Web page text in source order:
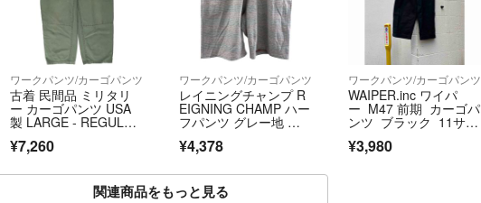
ワークパンツ/カーゴパンツ
古着 民間品 ミリタリ
ー カーゴパンツ USA
製 LARGE - REGULA
63059
¥7,260
ワークパンツ/カーゴパンツ
レイニングチャンプ R
EIGNING CHAMP ハー
フパンツ グレー地 レ
ー メンズ
¥4,378
ワークパンツ/カーゴパンツ
WAIPER.inc ワイパ
ー M47 前期 カーゴパ
ンツ ブラック 11サイ
¥3,980
関連商品をもっと見る